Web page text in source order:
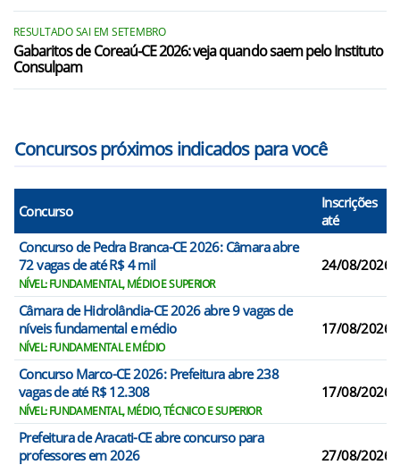
RESULTADO SAI EM SETEMBRO
Gabaritos de Coreaú-CE 2026: veja quando saem pelo Instituto
Consulpam
Concursos próximos indicados para você
Concurso
Inscrições
até
Concurso de Pedra Branca-CE 2026: Câmara abre
72 vagas de até R$ 4 mil
NÍVEL: FUNDAMENTAL, MÉDIO E SUPERIOR
24/08/2026
Câmara de Hidrolândia-CE 2026 abre 9 vagas de
níveis fundamental e médio
NÍVEL: FUNDAMENTAL E MÉDIO
17/08/2026
Concurso Marco-CE 2026: Prefeitura abre 238
vagas de até R$ 12.308
NÍVEL: FUNDAMENTAL, MÉDIO, TÉCNICO E SUPERIOR
17/08/2026
Prefeitura de Aracati-CE abre concurso para
professores em 2026
27/08/2026